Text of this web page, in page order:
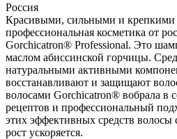
Россия
Красивыми, сильными и крепкими
профессиональная косметика от
Gorchicatron® Professional. Это
маслом абиссинской горчицы.
натуральными активными
восстанавливают и защищают
волосами Gorchicatron® вобрала в
рецептов и профессиональный
этих эффективных средств
рост ускоряется.